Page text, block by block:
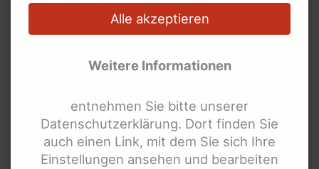
Mädchen mit Beeinträchtigung
34119 Kassel
Tel.: 05 61 – 72 88 53 10
Fax: 05 61 – 72 88 52 310
Alle akzeptieren
Weitere Informationen
entnehmen Sie bitte unserer
Datenschutzerklärung. Dort finden Sie
auch einen Link, mit dem Sie sich Ihre
Einstellungen ansehen und bearbeiten